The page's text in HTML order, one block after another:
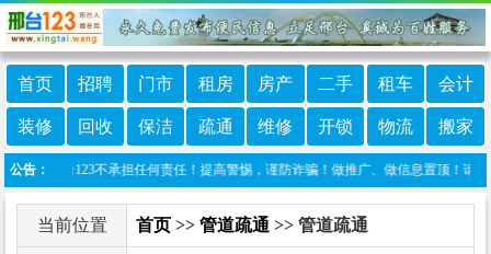
首页 招聘 门市 租房 房产 二手 租车 会计
装修 回收 保洁 疏通 维修 开锁 物流 搬家
公告：
布，邢台123不承担任何责任！提高警惕，谨防诈骗！做推广、做信息置顶！请加邢
当前位置 首页 >> 管道疏通 >> 管道疏通